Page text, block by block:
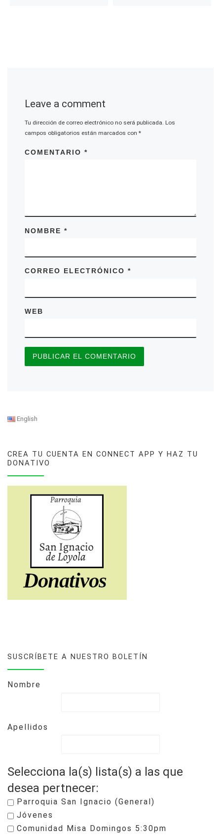
Leave a comment
Tu dirección de correo electrónico no será publicada. Los
campos obligatorios están marcados con*
COMENTARIO*
NOMBRE*
CORREO ELECTRÓNICO*
WEB
English
CREA TU CUENTA EN CONNECT APP Y HAZ TU
DONATIVO
SUSCRÍBETE A NUESTRO BOLETÍN
Nombre
Apellidos
Selecciona la(s) lista(s) a las que
desea pertnecer:
Parroquia San Ignacio (General)
Jóvenes
Comunidad Misa Domingos 5:30pm